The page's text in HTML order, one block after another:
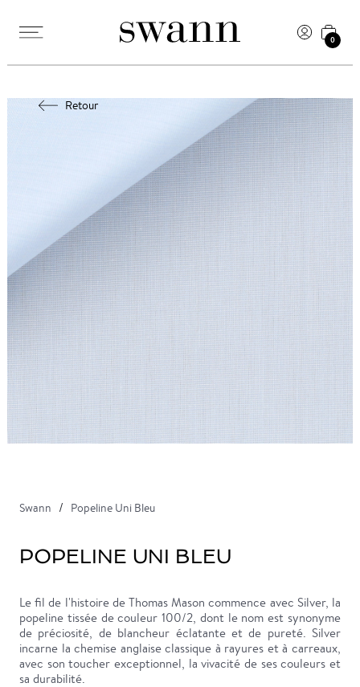
0
Retour
Swann Popeline Uni Bleu
POPELINE UNI BLEU
Le fil de l'histoire de Thomas Mason commence avec Silver, la
popeline tissée de couleur 100/2, dont le nom est synonyme
de préciosité, de blancheur éclatante et de pureté. Silver
incarne la chemise anglaise classique à rayures et à carreaux,
avec son toucher exceptionnel, la vivacité de ses couleurs et
sa durabilité.